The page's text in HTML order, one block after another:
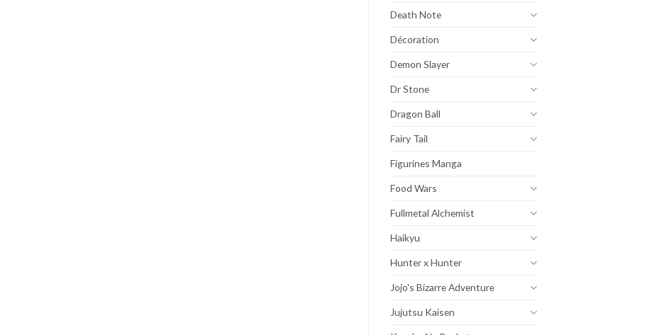
Death Note
Décoration
Demon Slayer
Dr Stone
Dragon Ball
Fairy Tail
Figurines Manga
Food Wars
Fullmetal Alchemist
Haikyu
Hunter x Hunter
Jojo's Bizarre Adventure
Jujutsu Kaisen